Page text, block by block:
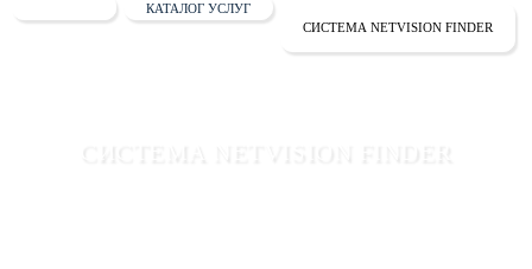
КАТАЛОГ УСЛУГ
СИСТЕМА NETVISION FINDER